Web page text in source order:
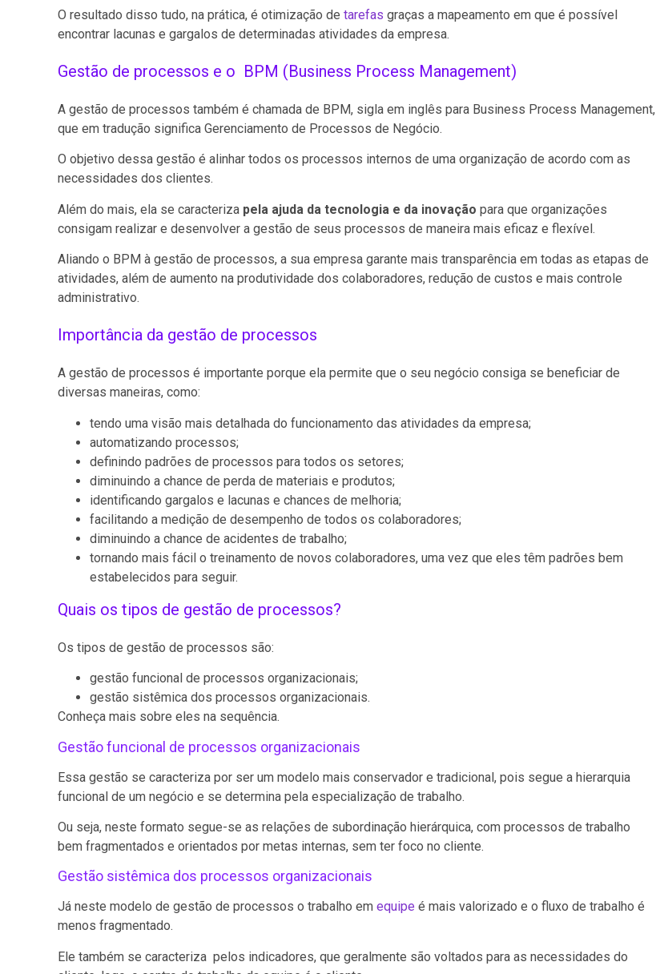
O resultado disso tudo, na prática, é otimização de tarefas graças a mapeamento em que é possível
encontrar lacunas e gargalos de determinadas atividades da empresa.
Gestão de processos e o BPM (Business Process Management)
A gestão de processos também é chamada de BPM, sigla em inglês para Business Process Management,
que em tradução significa Gerenciamento de Processos de Negócio.
O objetivo dessa gestão é alinhar todos os processos internos de uma organização de acordo com as
necessidades dos clientes.
Além do mais, ela se caracteriza pela ajuda da tecnologia e da inovação para que organizações
consigam realizar e desenvolver a gestão de seus processos de maneira mais eficaz e flexível.
Aliando o BPM à gestão de processos, a sua empresa garante mais transparência em todas as etapas de
atividades, além de aumento na produtividade dos colaboradores, redução de custos e mais controle
administrativo.
Importância da gestão de processos
A gestão de processos é importante porque ela permite que o seu negócio consiga se beneficiar de
diversas maneiras, como:
tendo uma visão mais detalhada do funcionamento das atividades da empresa;
automatizando processos;
definindo padrões de processos para todos os setores;
diminuindo a chance de perda de materiais e produtos;
identificando gargalos e lacunas e chances de melhoria;
facilitando a medição de desempenho de todos os colaboradores;
diminuindo a chance de acidentes de trabalho;
tornando mais fácil o treinamento de novos colaboradores, uma vez que eles têm padrões bem
estabelecidos para seguir.
Quais os tipos de gestão de processos?
Os tipos de gestão de processos são:
gestão funcional de processos organizacionais;
gestão sistêmica dos processos organizacionais.
Conheça mais sobre eles na sequência.
Gestão funcional de processos organizacionais
Essa gestão se caracteriza por ser um modelo mais conservador e tradicional, pois segue a hierarquia
funcional de um negócio e se determina pela especialização de trabalho.
Ou seja, neste formato segue-se as relações de subordinação hierárquica, com processos de trabalho
bem fragmentados e orientados por metas internas, sem ter foco no cliente.
Gestão sistêmica dos processos organizacionais
Já neste modelo de gestão de processos o trabalho em equipe é mais valorizado e o fluxo de trabalho é
menos fragmentado.
Ele também se caracteriza pelos indicadores, que geralmente são voltados para as necessidades do